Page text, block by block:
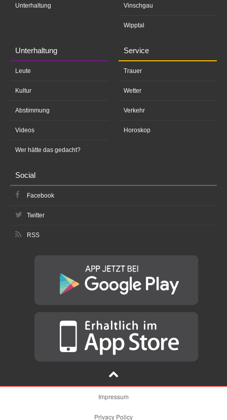
Unterhaltung Vinschgau
Wipptal
Unterhaltung
Leute
Kultur
Abstimmung
Videos
Wer hätte das gedacht?
Service
Trauer
Wetter
Verkehr
Horoskop
Social
Facebook
Twitter
RSS
Impressum
Privacy Policy